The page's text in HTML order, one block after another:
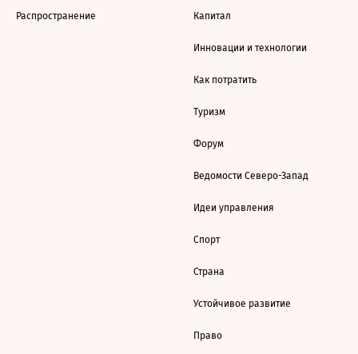
Распространение Капитал
Инновации и технологии
Как потратить
Туризм
Форум
Ведомости Северо-Запад
Идеи управления
Спорт
Страна
Устойчивое развитие
Право